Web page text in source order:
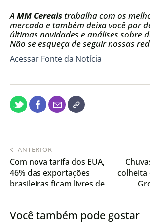
A MM Cereais trabalha com os
mercado e também deixa você por
últimas novidades e análises sobre
Não se esqueça de seguir nossas
Acessar Fonte da Notícia
ANTERIOR
Com nova tarifa dos EUA,
46% das exportações
brasileiras ficam livres de
colheita
Você também pode gostar